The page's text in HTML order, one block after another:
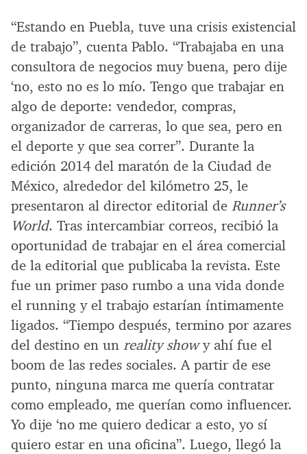
“Estando en Puebla, tuve una crisis existencial
de trabajo”, cuenta Pablo. “Trabajaba en una
consultora de negocios muy buena, pero dije
‘no, esto no es lo mío. Tengo que trabajar en
algo de deporte: vendedor, compras,
organizador de carreras, lo que sea, pero en
el deporte y que sea correr”. Durante la
edición 2014 del maratón de la Ciudad de
México, alrededor del kilómetro 25, le
presentaron al director editorial de Runner’s
World. Tras intercambiar correos, recibió la
oportunidad de trabajar en el área comercial
de la editorial que publicaba la revista. Este
fue un primer paso rumbo a una vida donde
el running y el trabajo estarían íntimamente
ligados. “Tiempo después, termino por azares
del destino en un reality showy ahí fue el
boom de las redes sociales. A partir de ese
punto, ninguna marca me quería contratar
como empleado, me querían como influencer.
Yo dije ‘no me quiero dedicar a esto, yo sí
quiero estar en una oficina”. Luego, llegó la